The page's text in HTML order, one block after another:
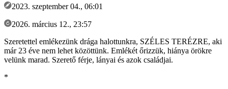
2023. szeptember 04., 06:01
2026. március 12., 23:57
Szeretettel emlékezünk drága halottunkra, SZÉLES TERÉZRE, aki
már 23 éve nem lehet közöttünk. Emlékét őrizzük, hiánya örökre
velünk marad. Szerető férje, lányai és azok családjai.
*